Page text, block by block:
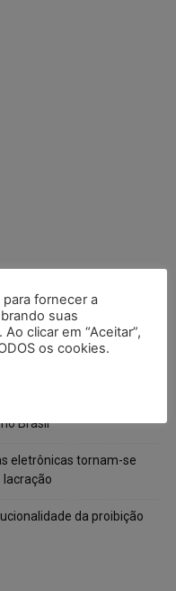
limite entre tutela
em teste de segurança
Brasil
eletrônicas tornam-se
lacração
da proibição
fornecer a
suas
clicar em “Aceitar”,
os cookies.